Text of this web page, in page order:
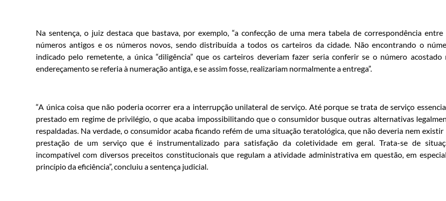
Na sentença, o juiz destaca que bastava, por exemplo, “a confecção de uma mera tabela de correspondência entre
números antigos e os números novos, sendo distribuída a todos os carteiros da cidade. Não encontrando o
indicado pelo remetente, a única “diligência” que os carteiros deveriam fazer seria conferir se o número acostado
endereçamento se referia à numeração antiga, e se assim fosse, realizariam normalmente a entrega”.
“A única coisa que não poderia ocorrer era a interrupção unilateral de serviço. Até porque se trata de serviço
prestado em regime de privilégio, o que acaba impossibilitando que o consumidor busque outras alternativas
respaldadas. Na verdade, o consumidor acaba ficando refém de uma situação teratológica, que não deveria nem existir
prestação de um serviço que é instrumentalizado para satisfação da coletividade em geral. Trata-se de
incompatível com diversos preceitos constitucionais que regulam a atividade administrativa em questão, em
princípio da eficiência”, concluiu a sentença judicial.